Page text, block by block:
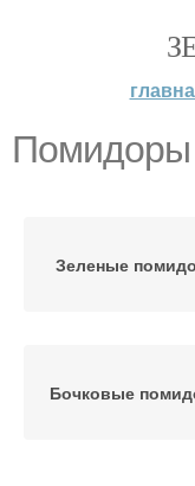
Помидоры
Зеленые
Бочковые